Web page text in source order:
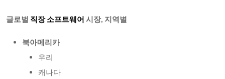
글로벌 직장 소프트웨어 시장, 지역별
북아메리카
우리
캐나다